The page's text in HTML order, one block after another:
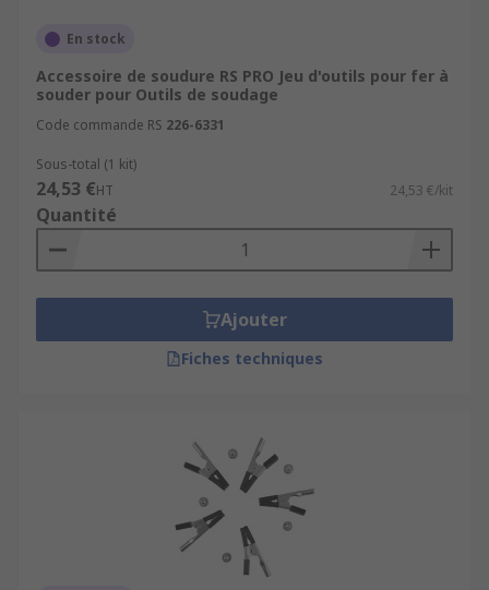
En stock
Accessoire de soudure RS PRO Jeu d'outils pour fer à
souder pour Outils de soudage
Code commande RS 226-6331
Sous-total (1 kit)
24,53 €HT 24,53 €/kit
Quantité
Ajouter
Fiches techniques